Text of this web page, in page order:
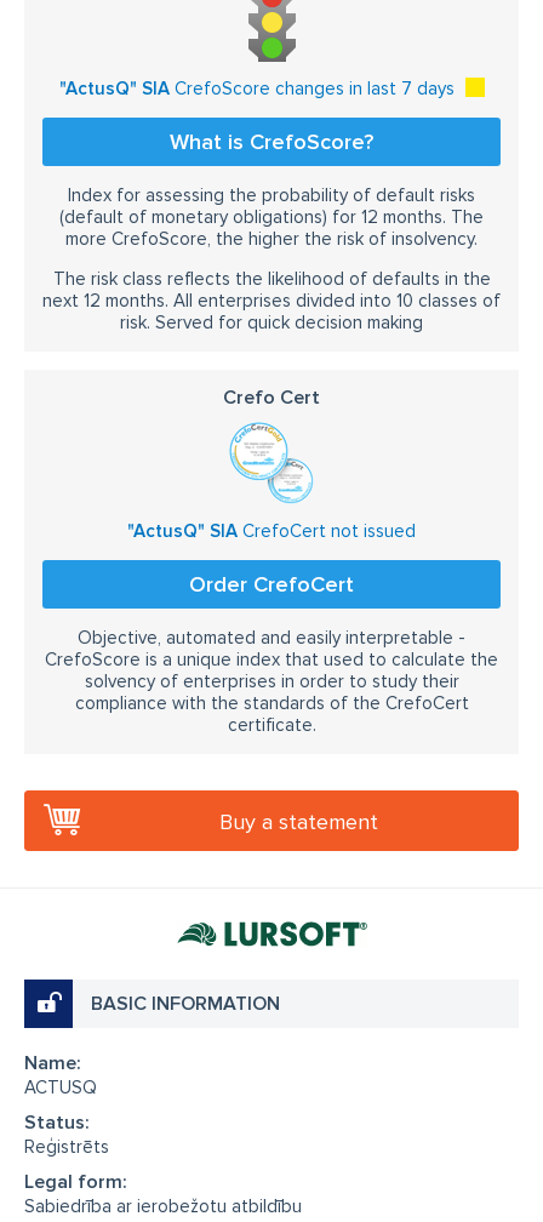
"ActusQ" SIACrefoScore changes in last 7 days
What is CrefoScore?
Index for assessing the probability of default risks
(default of monetary obligations) for 12 months. The
more CrefoScore, the higher the risk of insolvency.
The risk class reflects the likelihood of defaults in the
next 12 months. All enterprises divided into 10 classes of
risk. Served for quick decision making
Crefo Cert
"ActusQ" SIA CrefoCert not issued
Order CrefoCert
Objective, automated and easily interpretable -
CrefoScore is a unique index that used to calculate the
solvency of enterprises in order to study their
compliance with the standards of the CrefoCert
certificate.
Buy a statement
BASIC INFORMATION
Name:
ACTUSQ
Status:
Reģistrēts
Legal form:
Sabiedrība ar ierobežotu atbildību